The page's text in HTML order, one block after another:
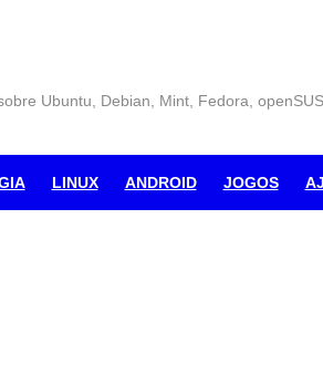
Ubuntu, Debian, Mint, Fedora,
LINUX ANDROID JOGOS